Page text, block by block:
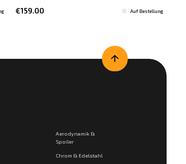
€159.00 Auf Bestellung
Aerodynamik &
Spoiler
Chrom & Edelstahl